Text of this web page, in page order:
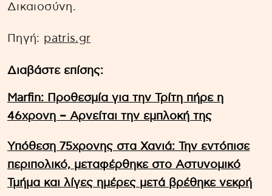
Δικαιοσύνη.
Πηγή: patris.gr
Διαβάστε επίσης:
Marfin: Προθεσμία για την Τρίτη πήρε η
46χρονη – Aρνείται την εμπλοκή της
Υπόθεση 75χρονης στα Χανιά: Την εντόπισε
περιπολικό, μεταφέρθηκε στο Αστυνομικό
Τμήμα και λίγες ημέρες μετά βρέθηκε νεκρή